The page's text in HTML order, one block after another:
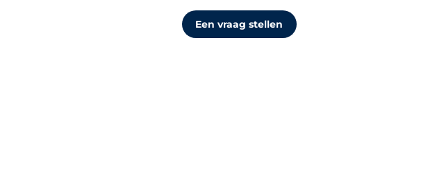
Een vraag stellen